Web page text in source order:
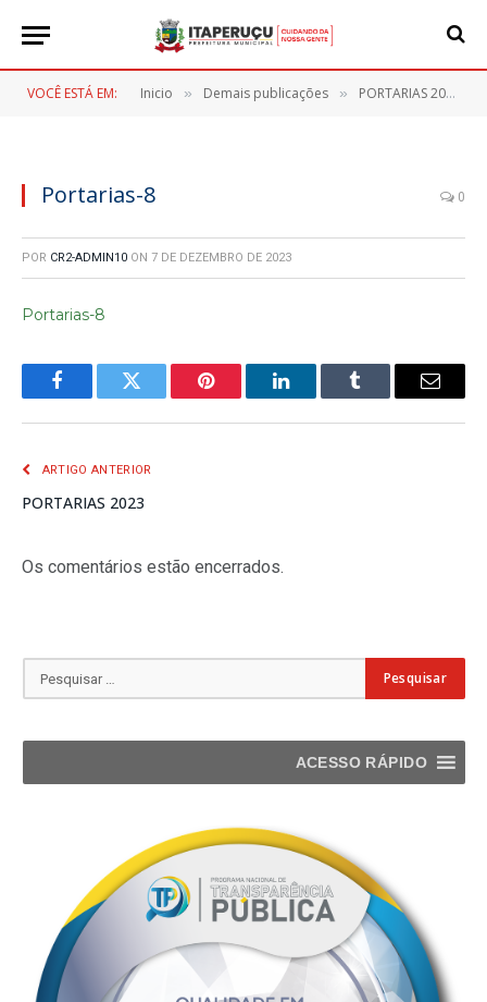
VOCÊ ESTÁ EM: Inicio » Demais publicações » PORTARIAS 2023
Portarias-8 0
POR CR2-ADMIN10 ON 7 DE DEZEMBRO DE 2023
Portarias-8
FacebookTwitter Pinterest LinkedInTumblr
E-
ARTIGO ANTERIOR
PORTARIAS 2023
Os comentários estão encerrados.
ACESSO RÁPIDO